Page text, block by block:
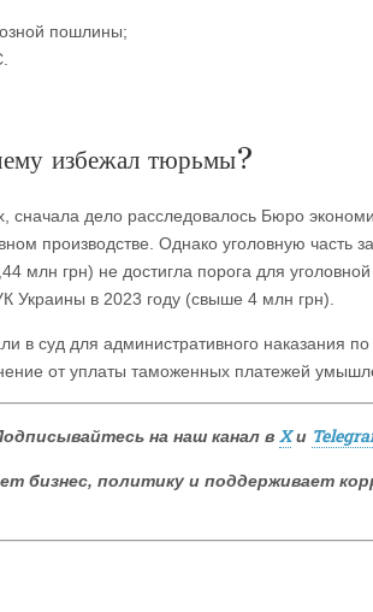
пошлины;
избежал тюрьмы?
сначала дело расследовалось Бюро
производстве. Однако уголовную часть
млн грн) не достигла порога для уголовной
Украины в 2023 году (свыше 4 млн грн).
в суд для административного наказания по
от уплаты таможенных платежей
на наш канал в Xи
бизнес, политику и поддерживает